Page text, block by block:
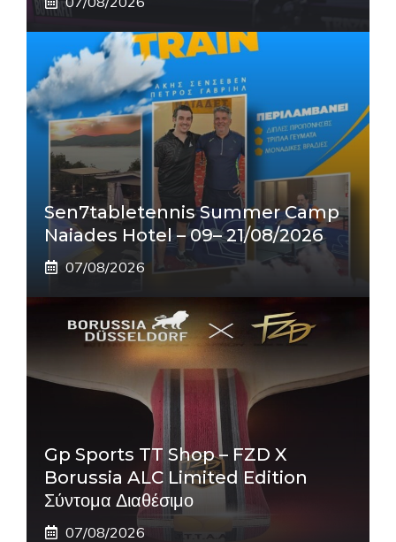
Sen7tabletennis Summer Camp
Naiades Hotel – 09– 21/08/2026
07/08/2026
Gp Sports TT Shop – FZD X
Borussia ALC Limited Edition
Σύντομα Διαθέσιμο
07/08/2026